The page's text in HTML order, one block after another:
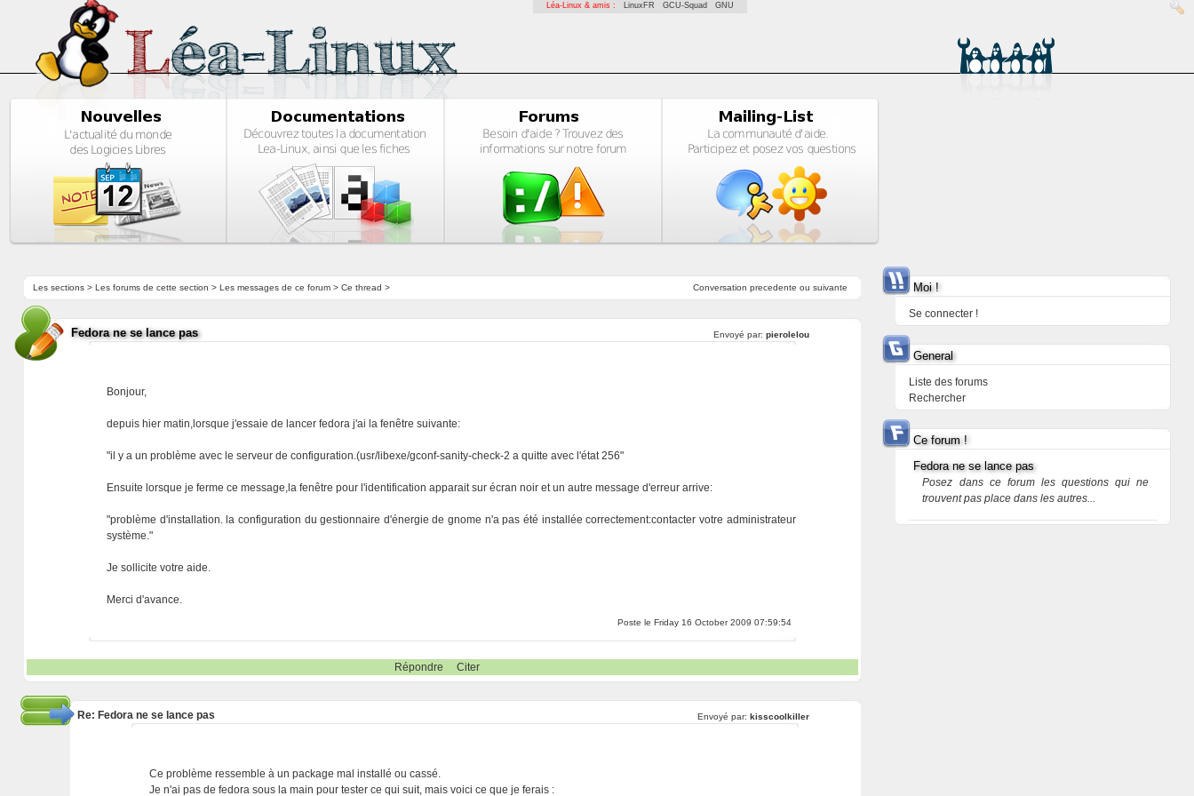
Léa-Linux & amis : LinuxFR GCU-Squad GNU
Conversation precedente ou suivante
Les sections> Les forums de cette section > Les messages de ce forum> Ce thread >
Fedora ne se lance pas Envoyé par: pierolelou
Bonjour,
depuis hier matin,lorsque j'essaie de lancer fedora j'ai la fenêtre suivante:
"il y a un problème avec le serveur de configuration.(usr/libexe/gconf-sanity-check-2 a quitte avec l'état 256"
Ensuite lorsque je ferme ce message,la fenêtre pour l'identification apparait sur écran noir et un autre message d'erreur arrive:
"problème d'installation. la configuration du gestionnaire d'énergie de gnome n'a pas été installée correctement:contacter votre administrateur
système."
Je sollicite votre aide.
Merci d'avance.
Poste le Friday 16 October 2009 07:59:54
Répondre Citer
Re: Fedora ne se lance pas Envoyé par: kisscoolkiller
Ce problème ressemble à un package mal installé ou cassé.
Je n'ai pas de fedora sous la main pour tester ce qui suit, mais voici ce que je ferais :
Moi !
Se connecter !
General
Liste des forums
Rechercher
Ce forum !
Fedora ne se lance pas
Posez dans ce forum les questions qui ne
trouvent pas place dans les autres...